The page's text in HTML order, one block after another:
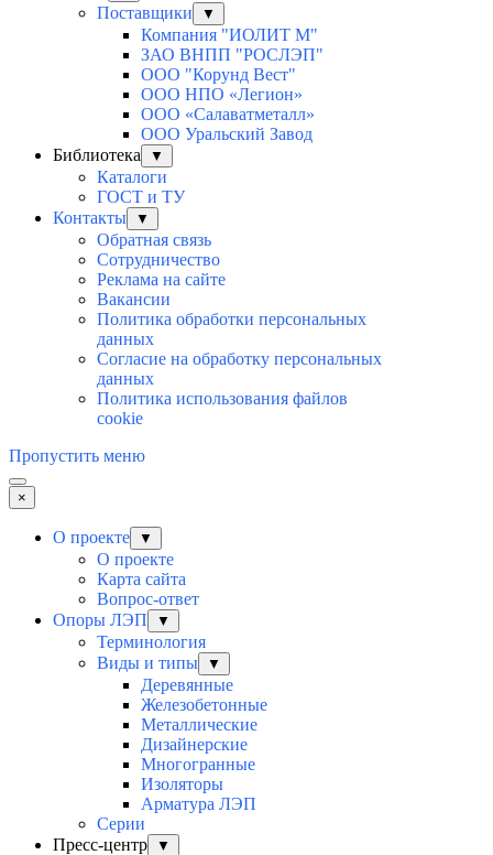
Поставщики ▼
Компания "ИОЛИТ М"
ЗАО ВНПП "РОСЛЭП"
ООО "Корунд Вест"
ООО НПО «Легион»
ООО «Салаватметалл»
ООО Уральский Завод
Библиотека
▼
Каталоги
ГОСТ и ТУ
Контакты
▼
Обратная связь
Сотрудничество
Реклама на сайте
Вакансии
Политика обработки персональных
данных
Согласие на обработку персональных
данных
Политика использования файлов
cookie
Пропустить меню
×
О проекте ▼
О проекте
Карта сайта
Вопрос-ответ
Опоры ЛЭП
▼
Терминология
Виды и типы
▼
Деревянные
Железобетонные
Металлические
Дизайнерские
Многогранные
Изоляторы
Арматура ЛЭП
Серии
Пресс-центр
▼